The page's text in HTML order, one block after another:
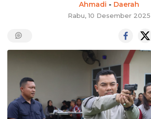
Ahmadi - Daerah
Rabu, 10 Desember 2025